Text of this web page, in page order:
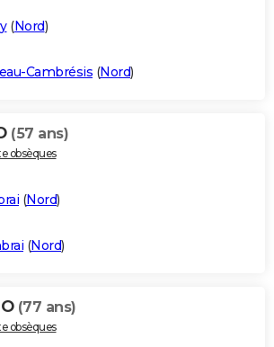
(Nord)
Cambrésis (Nord)
(57 ans)
obsèques
(Nord)
(Nord)
(77 ans)
obsèques